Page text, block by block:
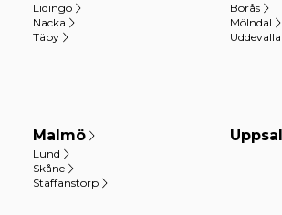
Lidingö
Nacka
Täby
Borås
Mölndal
Uddevalla
Malmö
Lund
Skåne
Staffanstorp